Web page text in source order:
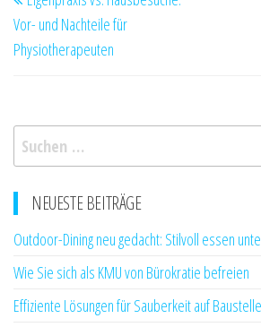
Beitrag
Vor- und Nachteile für
Physiotherapeuten
Suchen
nach:
NEUESTE BEITRÄGE
Outdoor-Dining neu gedacht: Stilvoll essen
Wie Sie sich als KMU von Bürokratie befreien
Effiziente Lösungen für Sauberkeit auf